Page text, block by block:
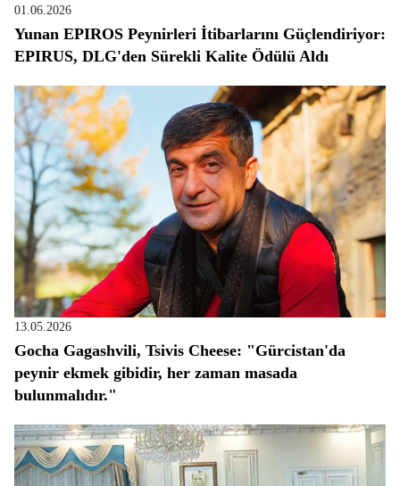
01.06.2026
Yunan EPIROS Peynirleri İtibarlarını Güçlendiriyor:
EPIRUS, DLG'den Sürekli Kalite Ödülü Aldı
13.05.2026
Gocha Gagashvili, Tsivis Cheese: "Gürcistan'da
peynir ekmek gibidir, her zaman masada
bulunmalıdır."